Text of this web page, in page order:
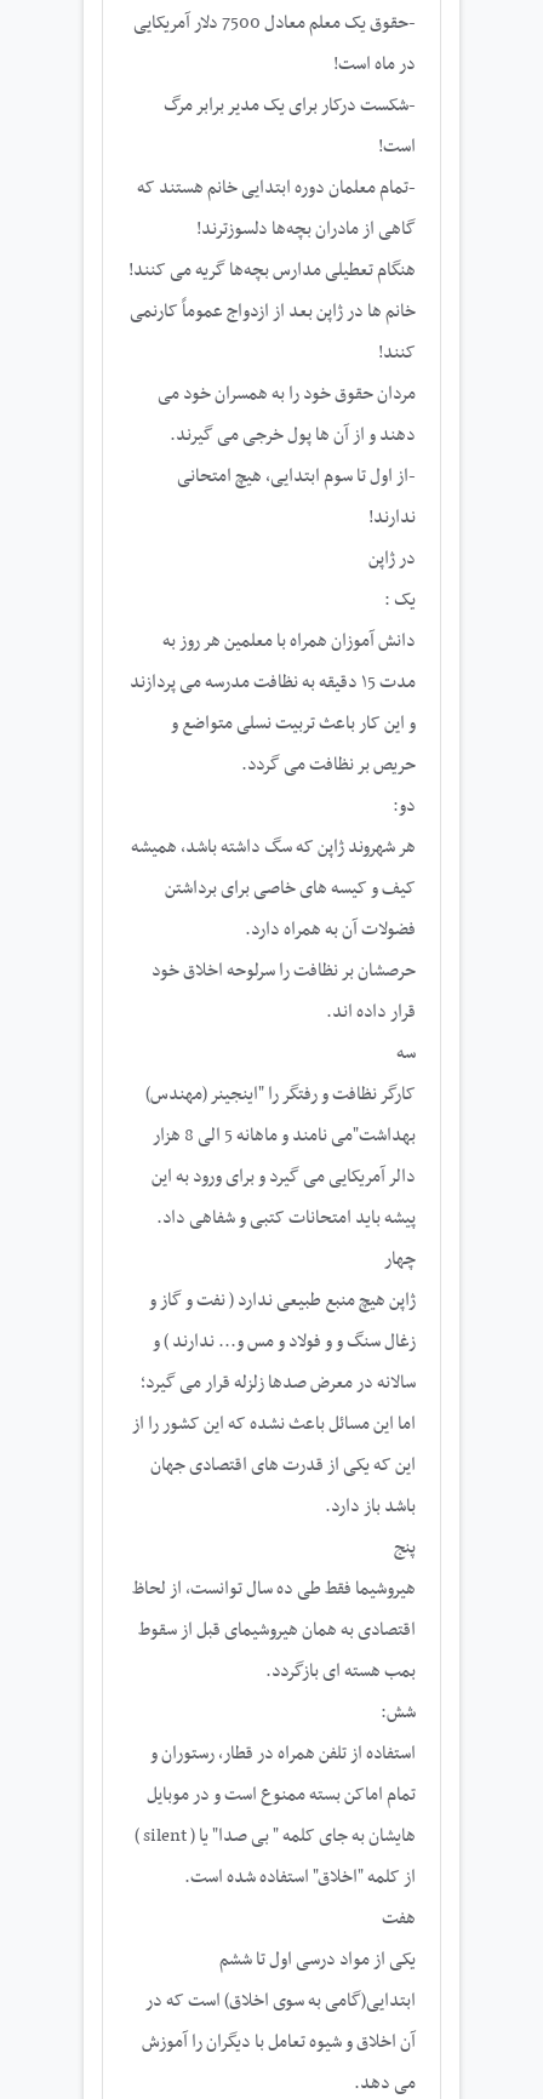
-حقوق یک معلم معادل 7500 دلار آمریکایی
در ماه است!
-شکست درکار برای یک مدیر برابر مرگ
است!
-تمام معلمان دوره ابتدایی خانم هستند که
گاهی از مادران بچه‌ها دلسوزترند!
هنگام تعطیلی مدارس بچه‌ها گریه می کنند!
خانم ها در ژاپن بعد از ازدواج عموماً کارنمی
کنند!
مردان حقوق خود را به همسران خود می
دهند و از آن ها پول خرجی می گیرند.
-از اول تا سوم ابتدایی، هیچ امتحانی
ندارند!
در ژاپن
یک :
دانش آموزان همراه با معلمین هر روز به
مدت ۱5 دقیقه به نظافت مدرسه می پردازند
و این کار باعث تربیت نسلی متواضع و
حریص بر نظافت می گردد.
دو:
هر شهروند ژاپن که سگ داشته باشد، همیشه
کیف و کیسه های خاصی برای برداشتن
فضولات آن به همراه دارد.
حرصشان بر نظافت را سرلوحه اخلاق خود
قرار داده اند.
سه
کارگر نظافت و رفتگر را "اینجینر (مهندس)
بهداشت"می نامند و ماهانه 5 الی 8 هزار
دالر آمریکایی می گیرد و برای ورود به این
پیشه باید امتحانات کتبی و شفاهی داد.
چهار
ژاپن هیچ منبع طبیعی ندارد ( نفت و گاز و
زغال سنگ و و فولاد و مس و... ندارند ) و
سالانه در معرض صدها زلزله قرار می گیرد؛
اما این مسائل باعث نشده که این کشور را از
این که یکی از قدرت های اقتصادی جهان
باشد باز دارد.
پنج
هیروشیما فقط طی ده سال توانست، از لحاظ
اقتصادی به همان هیروشیمای قبل از سقوط
بمب هسته ای بازگردد.
شش:
استفاده از تلفن همراه در قطار، رستوران و
تمام اماکن بسته ممنوع است و در موبایل
هایشان به جای کلمه " بی صدا" یا ( silent )
از کلمه "اخلاق" استفاده شده است.
هفت
یکی از مواد درسی اول تا ششم
ابتدایی(گامی به سوی اخلاق) است که در
آن اخلاق و شیوه تعامل با دیگران را آموزش
می دهد.